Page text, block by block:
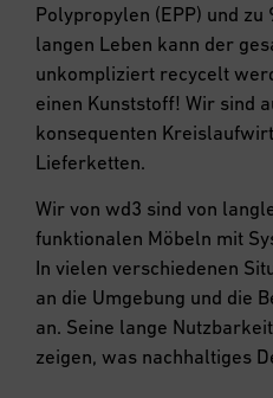
Polypropylen (EPP) und zu
langen Leben kann der
unkompliziert recycelt
einen Kunststoff! Wir sind
konsequenten
Lieferketten.
Wir von wd3 sind von
funktionalen Möbeln mit
In vielen verschiedenen
an die Umgebung und die
an. Seine lange
zeigen, was nachhaltiges